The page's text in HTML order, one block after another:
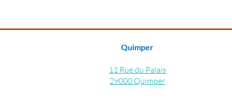
Quimper
11 Rue du Palais
29000 Quimper